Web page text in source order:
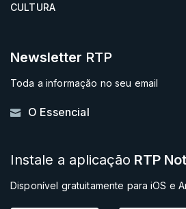
CULTURA
Newsletter RTP
Toda a informação no seu email
O Essencial
Instale a aplicação RTP
Disponível gratuitamente para iOS e